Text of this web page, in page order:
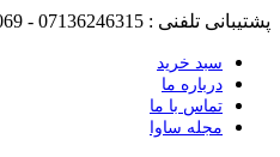
پشتیبانی تلفنی : 07136246315 - 09175020069
سبد خرید
درباره ما
تماس با ما
مجله ساوا